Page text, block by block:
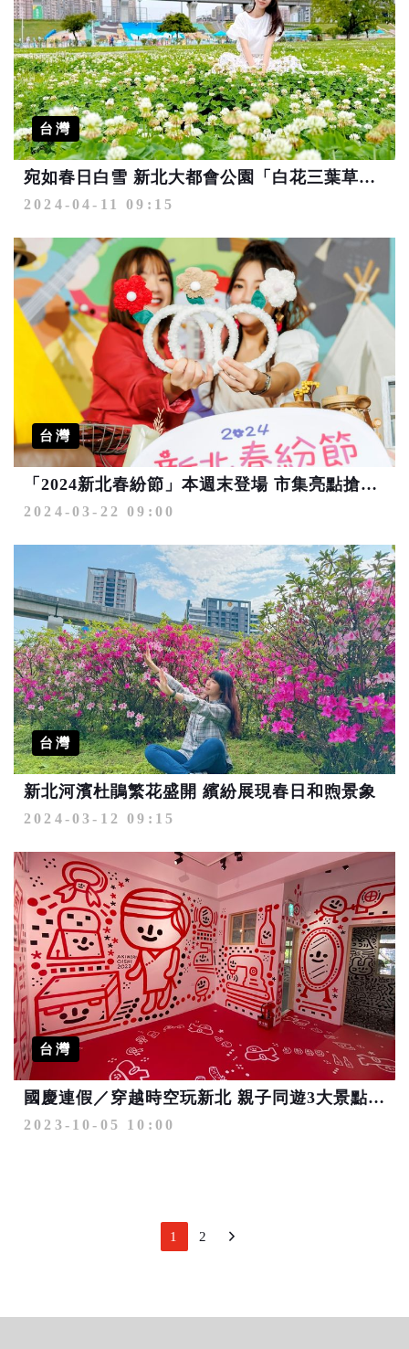
台灣
宛如春日白雪 新北大都會公園「白花三葉草」盛開
2024-04-11 09:15
台灣
「2024新北春紛節」本週末登場 市集亮點搶先看、好禮拿不完
2024-03-22 09:00
台灣
新北河濱杜鵑繁花盛開 繽紛展現春日和煦景象
2024-03-12 09:15
台灣
國慶連假／穿越時空玩新北 親子同遊3大景點的時光之旅
2023-10-05 10:00
1 2